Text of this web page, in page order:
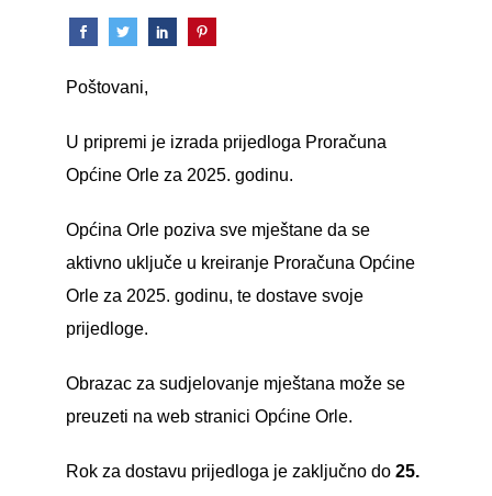
Poštovani,
U pripremi je izrada prijedloga Proračuna
Općine Orle za 2025. godinu.
Općina Orle poziva sve mještane da se
aktivno uključe u kreiranje Proračuna Općine
Orle za 2025. godinu, te dostave svoje
prijedloge.
Obrazac za sudjelovanjemještana može se
preuzeti na web stranici Općine Orle.
Rok za dostavu prijedloga je zaključno do 25.